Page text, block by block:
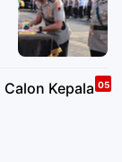
Kepala